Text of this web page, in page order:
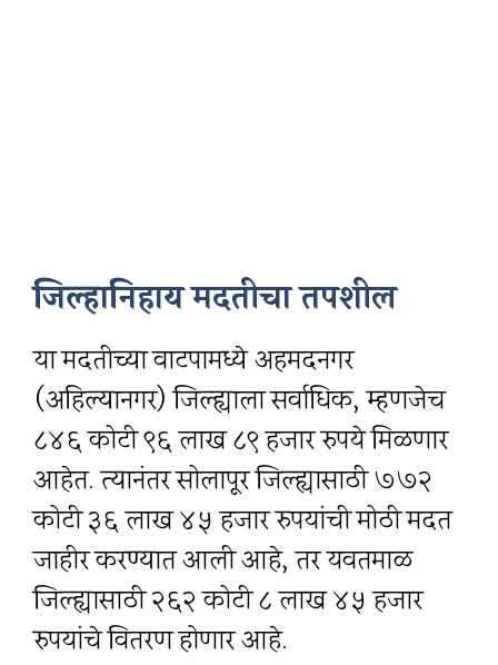
जिल्हानिहाय मदतीचा तपशील
या मदतीच्या वाटपामध्ये अहमदनगर
(अहिल्यानगर) जिल्ह्याला सर्वाधिक, म्हणजेच
८४६ कोटी ९६ लाख ८९ हजार रुपये मिळणार
आहेत. त्यानंतर सोलापूर जिल्ह्यासाठी ७७२
कोटी ३६ लाख ४५ हजार रुपयांची मोठी मदत
जाहीर करण्यात आली आहे, तर यवतमाळ
जिल्ह्यासाठी २६२ कोटी ८ लाख ४५ हजार
रुपयांचे वितरण होणार आहे.